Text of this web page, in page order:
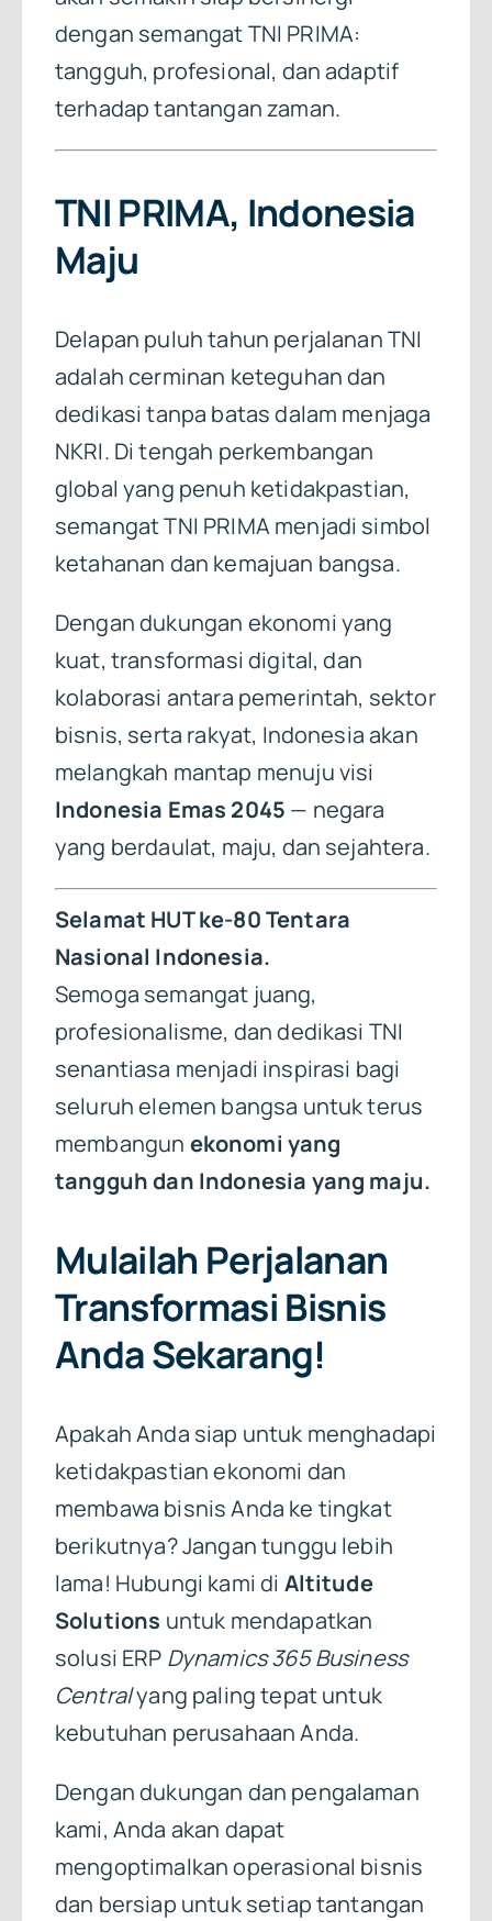
dengan semangat TNI PRIMA:
tangguh, profesional, dan adaptif
terhadap tantangan zaman.
TNI PRIMA, Indonesia
Maju
Delapan puluh tahun perjalanan TNI
adalah cerminan keteguhan dan
dedikasi tanpa batas dalam menjaga
NKRI. Di tengah perkembangan
global yang penuh ketidakpastian,
semangat TNI PRIMA menjadi simbol
ketahanan dan kemajuan bangsa.
Dengan dukungan ekonomi yang
kuat, transformasi digital, dan
kolaborasi antara pemerintah, sektor
bisnis, serta rakyat, Indonesia akan
melangkah mantap menuju visi
Indonesia Emas 2045 — negara
yang berdaulat, maju, dan sejahtera.
Selamat HUT ke-80 Tentara
Nasional Indonesia.
Semoga semangat juang,
profesionalisme, dan dedikasi TNI
senantiasa menjadi inspirasi bagi
seluruh elemen bangsa untuk terus
membangun ekonomi yang
tangguh dan Indonesia yang maju.
Mulailah Perjalanan
Transformasi Bisnis
Anda Sekarang!
Apakah Anda siap untuk menghadapi
ketidakpastian ekonomi dan
membawa bisnis Anda ke tingkat
berikutnya? Jangan tunggu lebih
lama! Hubungi kami di Altitude
Solutions untuk mendapatkan
solusi ERP Dynamics 365 Business
Centralyang paling tepat untuk
kebutuhan perusahaan Anda.
Dengan dukungan dan pengalaman
kami, Anda akan dapat
mengoptimalkan operasional bisnis
dan bersiap untuk setiap tantangan